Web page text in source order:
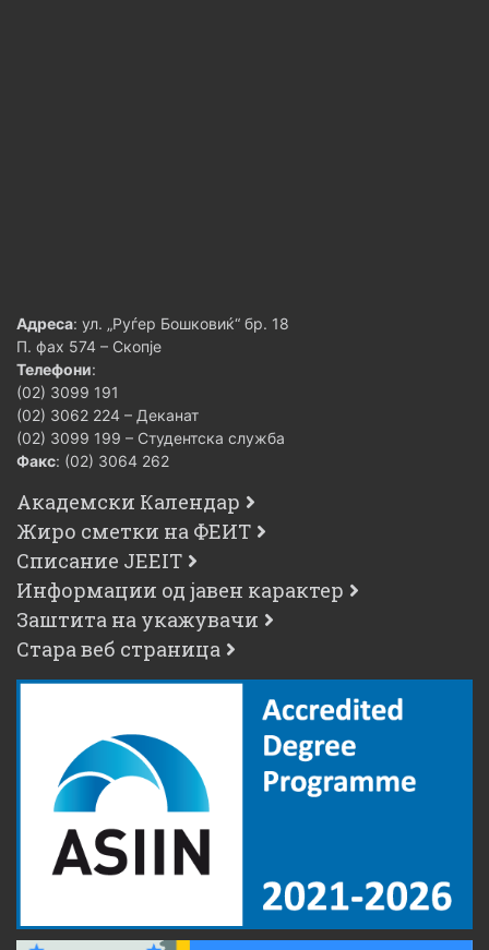
Адреса: ул. „Руѓер Бошковиќ“ бр. 18
П. фах 574 – Скопје
Телефони:
(02) 3099 191
(02) 3062 224 – Деканат
(02) 3099 199 – Студентска служба
Факс: (02) 3064 262
Академски Календар
Жиро сметки на ФЕИТ
Списание JEEIT
Информации од јавен карактер
Заштита на укажувачи
Стара веб страница